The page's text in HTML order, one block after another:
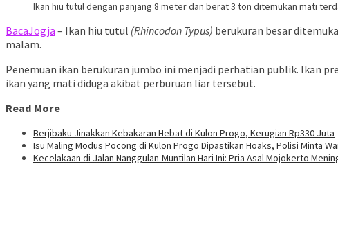
Ikan hiu tutul dengan panjang 8 meter dan berat 3 ton ditemukan mati
BacaJogja – Ikan hiu tutul (Rhincodon Typus) berukuran besar
malam.
Penemuan ikan berukuran jumbo ini menjadi perhatian publik. Ikan
ikan yang mati diduga akibat perburuan liar tersebut.
Read More
Berjibaku Jinakkan Kebakaran Hebat di Kulon Progo, Kerugian Rp330 Juta
Isu Maling Modus Pocong di Kulon Progo Dipastikan Hoaks, Polisi Minta
Kecelakaan di Jalan Nanggulan-Muntilan Hari Ini: Pria Asal Mojokerto